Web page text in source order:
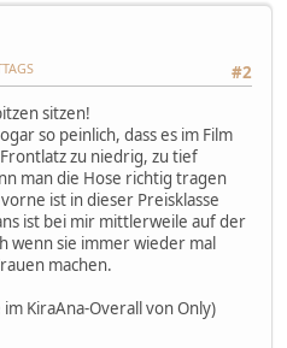
#2
sitzen!
so peinlich, dass es im Film
zu niedrig, zu tief
man die Hose richtig tragen
ist in dieser Preisklasse
ist bei mir mittlerweile auf der
wenn sie immer wieder mal
machen.
KiraAna-Overall von Only)